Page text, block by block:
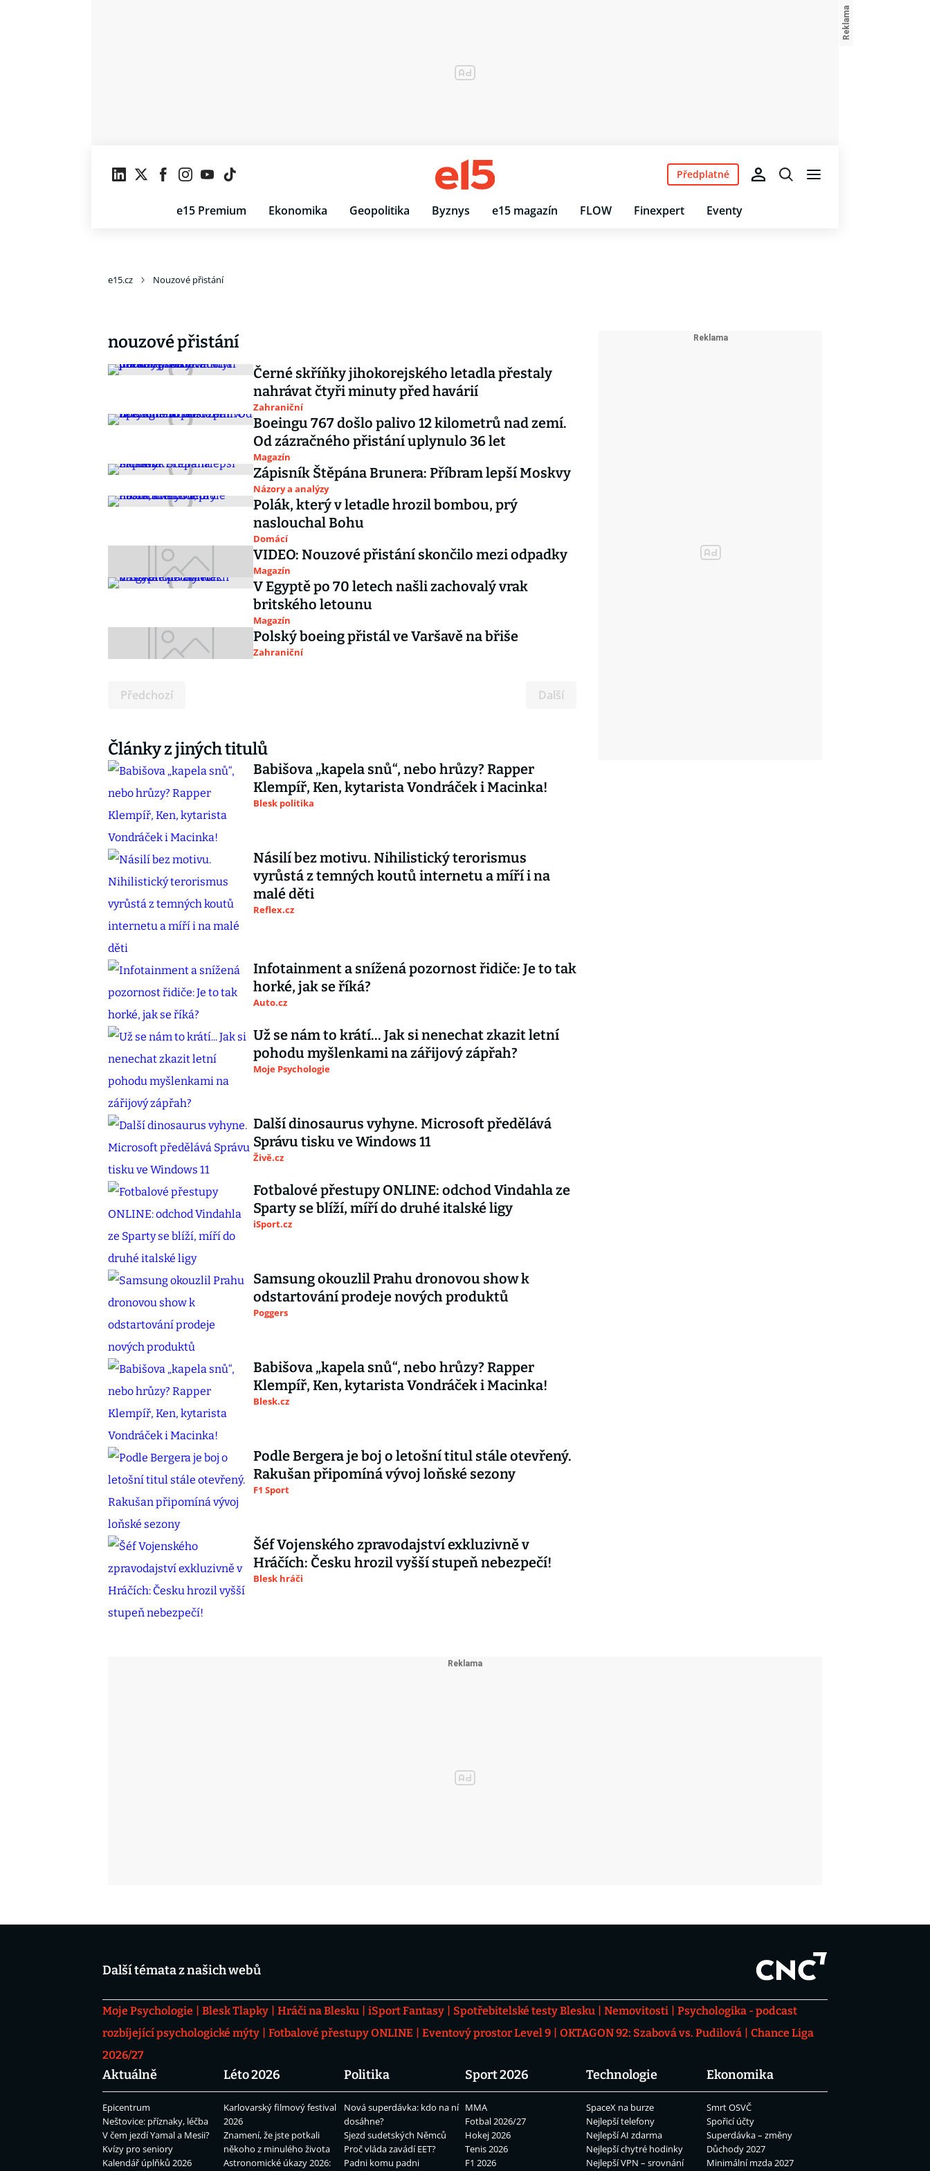
e15 Premium Ekonomika Geopolitika Byznys e15 magazín FLOW Finexpert Eventy
Předplatné
e15.cz Nouzové přistání
nouzové přistání
Černé skříňky jihokorejského letadla přestaly
nahrávat čtyři minuty před havárií
Zahraniční
Boeingu 767 došlo palivo 12 kilometrů nad zemí.
Od zázračného přistání uplynulo 36 let
Magazín
Zápisník Štěpána Brunera: Příbram lepší Moskvy
Názory a analýzy
Polák, který v letadle hrozil bombou, prý
naslouchal Bohu
Domácí
VIDEO: Nouzové přistání skončilo mezi odpadky
Magazín
V Egyptě po 70 letech našli zachovalý vrak
britského letounu
Magazín
Polský boeing přistál ve Varšavě na břiše
Zahraniční
Předchozí Další
Články z jiných titulů
Babišova „kapela snů“, nebo hrůzy? Rapper
Klempíř, Ken, kytarista Vondráček i Macinka!
Blesk politika
Násilí bez motivu. Nihilistický terorismus
vyrůstá z temných koutů internetu a míří i na
malé děti
Reflex.cz
Infotainment a snížená pozornost řidiče: Je to tak
horké, jak se říká?
Auto.cz
Už se nám to krátí... Jak si nenechat zkazit letní
pohodu myšlenkami na zářijový zápřah?
Moje Psychologie
Další dinosaurus vyhyne. Microsoft předělává
Správu tisku ve Windows 11
Živě.cz
Fotbalové přestupy ONLINE: odchod Vindahla ze
Sparty se blíží, míří do druhé italské ligy
iSport.cz
Samsung okouzlil Prahu dronovou show k
odstartování prodeje nových produktů
Poggers
Babišova „kapela snů“, nebo hrůzy? Rapper
Klempíř, Ken, kytarista Vondráček i Macinka!
Blesk.cz
Podle Bergera je boj o letošní titul stále otevřený.
Rakušan připomíná vývoj loňské sezony
F1 Sport
Šéf Vojenského zpravodajství exkluzivně v
Hráčích: Česku hrozil vyšší stupeň nebezpečí!
Blesk hráči
Další témata z našich webů
Moje Psychologie Blesk Tlapky Hráči na Blesku iSport Fantasy Spotřebitelské testy Blesku Nemovitosti
Psychologika - podcast
rozbíjející psychologické mýty
Fotbalové přestupy ONLINE Eventový prostor Level 9 OKTAGON 92: Szabová vs. Pudilová
Chance Liga
2026/27
Aktuálně
Epicentrum
Neštovice: příznaky, léčba
V čem jezdí Yamal a Mesii?
Kvízy pro seniory
Kalendář úplňků 2026
Léto 2026
Karlovarský filmový festival
2026
Znamení, že jste potkali
někoho z minulého života
Astronomické úkazy 2026:
Politika
Nová superdávka: kdo na ní
dosáhne?
Sjezd sudetských Němců
Proč vláda zavádí EET?
Padni komu padni
Sport 2026
MMA
Fotbal 2026/27
Hokej 2026
Tenis 2026
F1 2026
Technologie
SpaceX na burze
Nejlepší telefony
Nejlepší AI zdarma
Nejlepší chytré hodinky
Nejlepší VPN – srovnání
Ekonomika
Smrt OSVČ
Spořicí účty
Superdávka – změny
Důchody 2027
Minimální mzda 2027